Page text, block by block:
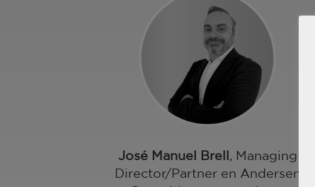
José Manuel Brell, Managing
Director/Partner en Andersen